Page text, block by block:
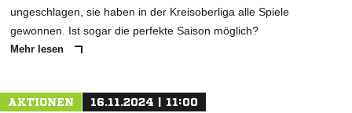
ungeschlagen, sie haben in der Kreisoberliga alle Spiele
gewonnen. Ist sogar die perfekte Saison möglich?
Mehr lesen
AKTIONEN 16.11.2024 | 11:00